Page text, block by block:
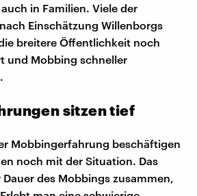
in Familien. Viele der
Einschätzung Willenborgs
breitere Öffentlichkeit noch
und Mobbing schneller
sitzen tief
Mobbingerfahrung beschäftigen
noch mit der Situation. Das
des Mobbings zusammen,